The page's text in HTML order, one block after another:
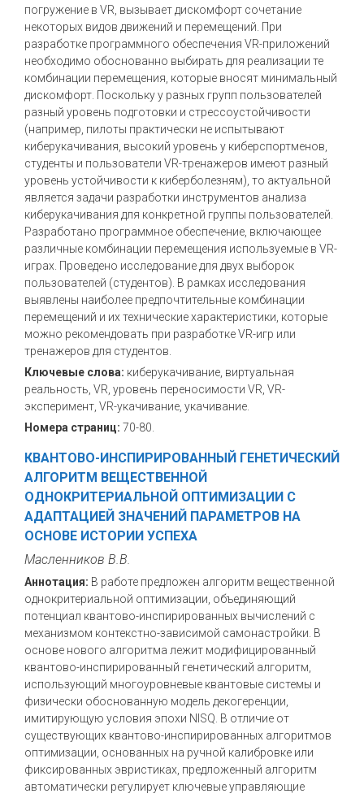
погружение в VR, вызывает дискомфорт сочетание
некоторых видов движений и перемещений. При
разработке программного обеспечения VR-приложений
необходимо обоснованно выбирать для реализации те
комбинации перемещения, которые вносят минимальный
дискомфорт. Поскольку у разных групп пользователей
разный уровень подготовки и стрессоустойчивости
(например, пилоты практически не испытывают
киберукачивания, высокий уровень у киберспортменов,
студенты и пользователи VR-тренажеров имеют разный
уровень устойчивости к киберболезням), то актуальной
является задачи разработки инструментов анализа
киберукачивания для конкретной группы пользователей.
Разработано программное обеспечение, включающее
различные комбинации перемещения используемые в VR-
играх. Проведено исследование для двух выборок
пользователей (студентов). В рамках исследования
выявлены наиболее предпочтительные комбинации
перемещений и их технические характеристики, которые
можно рекомендовать при разработке VR-игр или
тренажеров для студентов.
Ключевые слова: киберукачивание, виртуальная
реальность, VR, уровень переносимости VR, VR-
эксперимент, VR-укачивание, укачивание.
Номера страниц: 70-80.
КВАНТОВО-ИНСПИРИРОВАННЫЙ ГЕНЕТИЧЕСКИЙ
АЛГОРИТМ ВЕЩЕСТВЕННОЙ
ОДНОКРИТЕРИАЛЬНОЙ ОПТИМИЗАЦИИ С
АДАПТАЦИЕЙ ЗНАЧЕНИЙ ПАРАМЕТРОВ НА
ОСНОВЕ ИСТОРИИ УСПЕХА
Масленников В.В.
Аннотация: В работе предложен алгоритм вещественной
однокритериальной оптимизации, объединяющий
потенциал квантово-инспирированных вычислений с
механизмом контекстно-зависимой самонастройки. В
основе нового алгоритма лежит модифицированный
квантово-инспирированный генетический алгоритм,
использующий многоуровневые квантовые системы и
физически обоснованную модель декогеренции,
имитирующую условия эпохи NISQ. В отличие от
существующих квантово-инспирированных алгоритмов
оптимизации, основанных на ручной калибровке или
фиксированных эвристиках, предложенный алгоритм
автоматически регулирует ключевые управляющие